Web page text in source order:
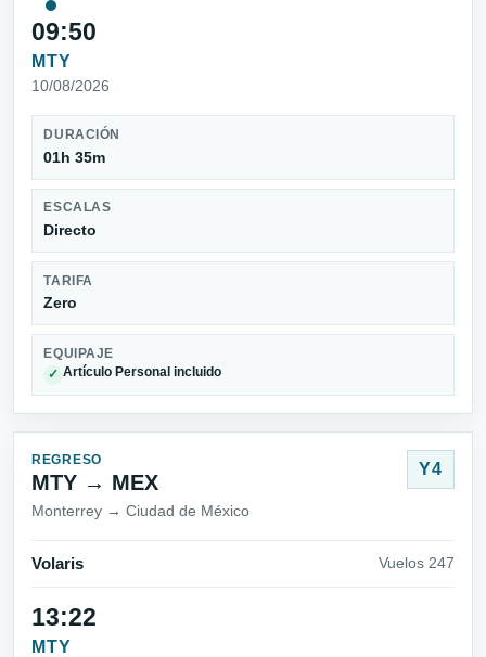
09:50
MTY
10/08/2026
DURACIÓN
01h 35m
ESCALAS
Directo
TARIFA
Zero
EQUIPAJE
✓ Artículo Personal incluido
REGRESO
MTY → MEX
Monterrey → Ciudad de México
Y4
Volaris Vuelos 247
13:22
MTY